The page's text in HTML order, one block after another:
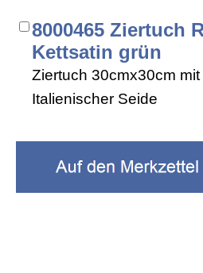
8000465 Ziertuch
Kettsatin grün
Ziertuch 30cmx30cm
Italienischer Seide